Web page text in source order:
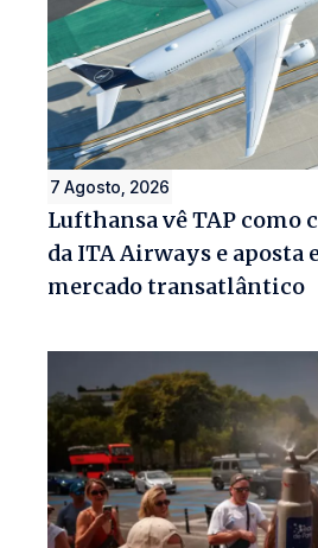
7 Agosto, 2026
Lufthansa vê TAP como
da ITA Airways e aposta
mercado transatlântico